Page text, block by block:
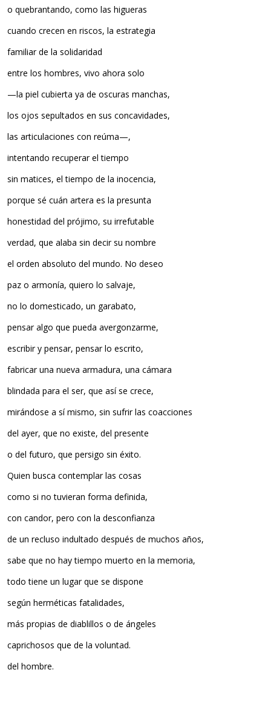
o quebrantando, como las higueras
cuando crecen en riscos, la estrategia
familiar de la solidaridad
entre los hombres, vivo ahora solo
—la piel cubierta ya de oscuras manchas,
los ojos sepultados en sus concavidades,
las articulaciones con reúma—,
intentando recuperar el tiempo
sin matices, el tiempo de la inocencia,
porque sé cuán artera es la presunta
honestidad del prójimo, su irrefutable
verdad, que alaba sin decir su nombre
el orden absoluto del mundo. No deseo
paz o armonía, quiero lo salvaje,
no lo domesticado, un garabato,
pensar algo que pueda avergonzarme,
escribir y pensar, pensar lo escrito,
fabricar una nueva armadura, una cámara
blindada para el ser, que así se crece,
mirándose a sí mismo, sin sufrir las coacciones
del ayer, que no existe, del presente
o del futuro, que persigo sin éxito.
Quien busca contemplar las cosas
como si no tuvieran forma definida,
con candor, pero con la desconfianza
de un recluso indultado después de muchos años,
sabe que no hay tiempo muerto en la memoria,
todo tiene un lugar que se dispone
según herméticas fatalidades,
más propias de diablillos o de ángeles
caprichosos que de la voluntad.
del hombre.